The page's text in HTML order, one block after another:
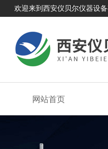
欢迎来到西安仪贝尔仪器设备
网站首页